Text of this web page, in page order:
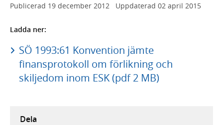
Publicerad 19 december 2012 Uppdaterad 02 april 2015
Ladda ner:
SÖ 1993:61 Konvention jämte
finansprotokoll om förlikning och
skiljedom inom ESK (pdf 2 MB)
Dela